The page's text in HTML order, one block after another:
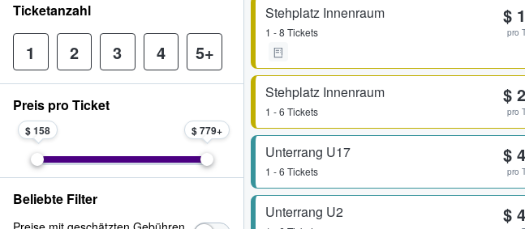
Stehplatz Innenraum
1 - 8 Tickets
$
pro
Stehplatz Innenraum
1 - 6 Tickets
$
pro
Unterrang U17
1 - 6 Tickets
$
pro
Unterrang U2 $
Ticketanzahl
1 2 3 4 5+
Preis pro Ticket
$ 158 $ 779
Beliebte Filter